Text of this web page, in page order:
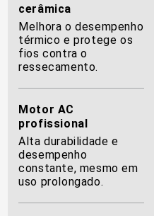
cerâmica
Melhora o desempenho
térmico e protege os
fios contra o
ressecamento.
Motor AC
profissional
Alta durabilidade e
desempenho
constante, mesmo em
uso prolongado.